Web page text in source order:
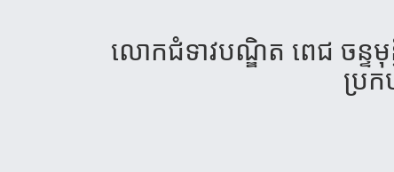
លោក​ជំទាវ​បណ្ឌិត​ ពេជ​ ចន្
ប្រ